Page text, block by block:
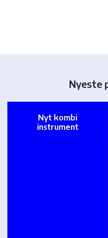
Nyeste
Nyt kombi
instrument